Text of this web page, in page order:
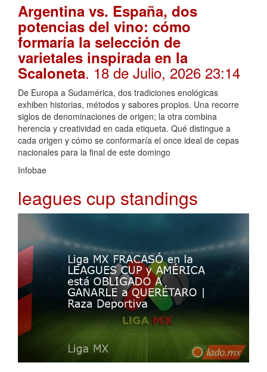
Argentina vs. España, dos
potencias del vino: cómo
formaría la selección de
varietales inspirada en la
Scaloneta. 18 de Julio, 2026 23:14
De Europa a Sudamérica, dos tradiciones enológicas
exhiben historias, métodos y sabores propios. Una recorre
siglos de denominaciones de origen; la otra combina
herencia y creatividad en cada etiqueta. Qué distingue a
cada origen y cómo se conformaría el once ideal de cepas
nacionales para la final de este domingo
Infobae
leagues cup standings